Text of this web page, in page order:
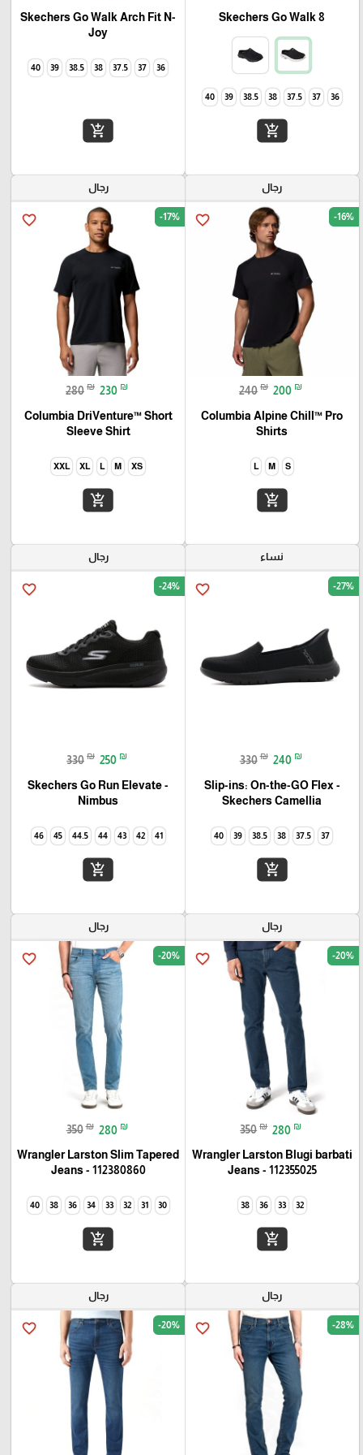
Skechers Go Walk 8
36
37
37.5
38
38.5
39
40
add_shopping_cart
Skechers Go Walk Arch Fit N-
Joy
36
37
37.5
38
38.5
39
40
add_shopping_cart
رجال
favorite_border -16%
240 ₪ 200 ₪
Columbia Alpine Chill™ Pro
Shirts
S
M
L
add_shopping_cart
رجال
favorite_border -17%
280 ₪ 230 ₪
Columbia DriVenture™ Short
Sleeve Shirt
XS
M
L
XL
XXL
add_shopping_cart
نساء
favorite_border -27%
330 ₪ 240 ₪
Slip-ins: On-the-GO Flex -
Camellia‏ Skechers
37
37.5
38
38.5
39
40
add_shopping_cart
رجال
favorite_border -24%
330 ₪ 250 ₪
Skechers Go Run Elevate -
Nimbus
41
42
43
44
44.5
45
46
add_shopping_cart
رجال
favorite_border -20%
350 ₪ 280 ₪
Wrangler Larston Blugi barbati
Jeans - 112355025
32
33
36
38
add_shopping_cart
رجال
favorite_border -20%
350 ₪ 280 ₪
Wrangler Larston Slim Tapered
Jeans - 112380860
30
31
32
33
34
36
38
40
add_shopping_cart
رجال
favorite_border -28%
رجال
favorite_border -20%